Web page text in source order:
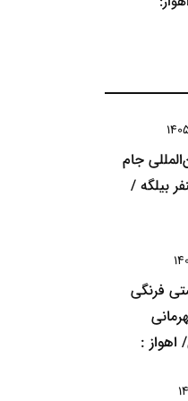
جام
بیلگه /
فرنگی
اهواز :